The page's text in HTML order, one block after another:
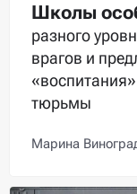
Школы
разного
врагов и
тюрьмы
Марина